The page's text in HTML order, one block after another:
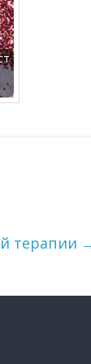
терапии